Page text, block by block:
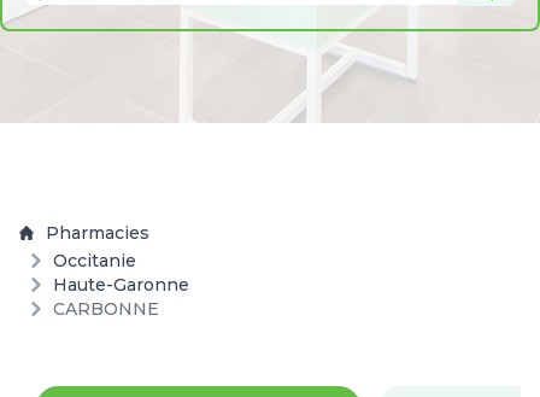
Pharmacies
Occitanie
Haute-Garonne
CARBONNE